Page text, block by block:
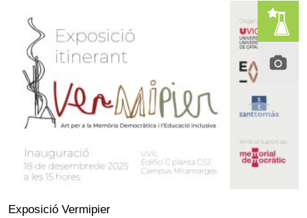
Exposició Vermipier